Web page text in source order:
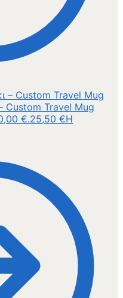
Custom Travel Mug
€.25,50 €Η